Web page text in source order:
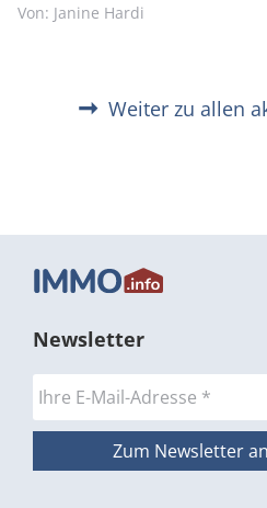
Von: Janine Hardi
Weiter zu allen
Newsletter